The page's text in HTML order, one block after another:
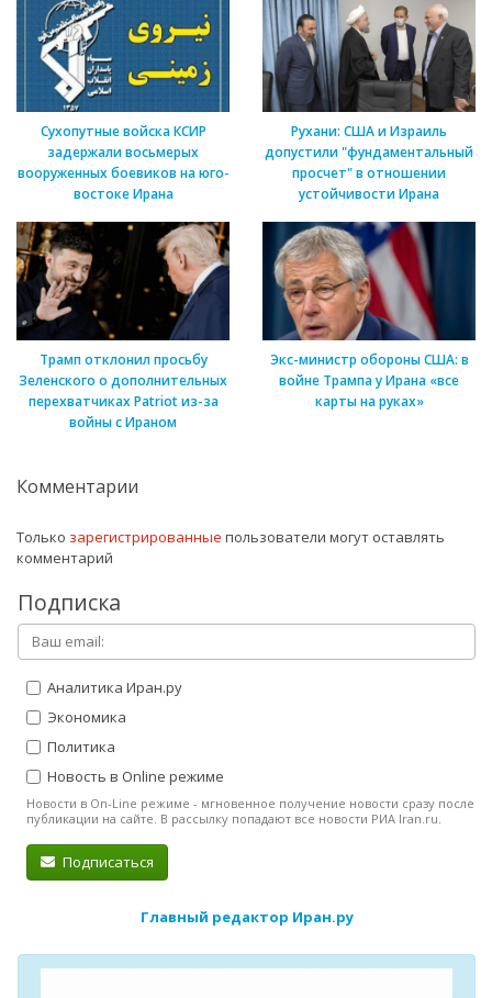
Сухопутные войска КСИР
задержали восьмерых
вооруженных боевиков на юго-
востоке Ирана
Рухани: США и Израиль
допустили "фундаментальный
просчет" в отношении
устойчивости Ирана
Трамп отклонил просьбу
Зеленского о дополнительных
перехватчиках Patriot из-за
войны с Ираном
Экс-министр обороны США: в
войне Трампа у Ирана «все
карты на руках»
Комментарии
Только зарегистрированные пользователи могут оставлять
комментарий
Подписка
Аналитика Иран.ру
Экономика
Политика
Новость в Online режиме
Новости в On-Line режиме - мгновенное получение новости сразу после
публикации на сайте. В рассылку попадают все новости РИА Iran.ru.
Подписаться
Главный редактор Иран.ру